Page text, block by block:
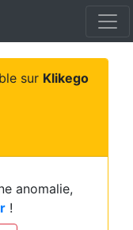
sur Klikego
anomalie,
!